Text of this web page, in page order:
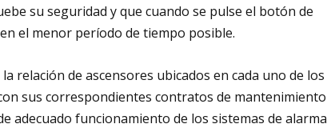
su seguridad y que cuando se pulse el botón de
el menor período de tiempo posible.
relación de ascensores ubicados en cada uno de los
sus correspondientes contratos de mantenimiento
adecuado funcionamiento de los sistemas de alarma